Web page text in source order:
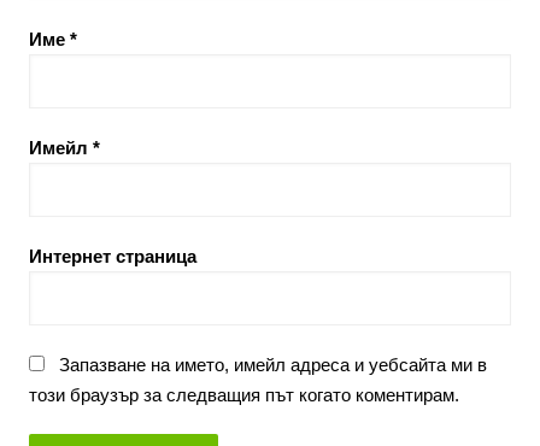
Име *
Имейл *
Интернет страница
Запазване на името, имейл адреса и уебсайта ми в
този браузър за следващия път когато коментирам.